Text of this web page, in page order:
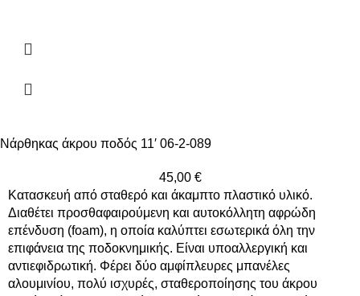
Νάρθηκας άκρου ποδός 11′ 06-2-089
45,00 €
Κατασκευή από σταθερό και άκαμπτο πλαστικό υλικό.
Διαθέτει προσθαφαιρούμενη και αυτοκόλλητη αφρώδη
επένδυση (foam), η οποία καλύπτει εσωτερικά όλη την
επιφάνεια της ποδοκνημικής. Είναι υποαλλεργική και
αντιεφιδρωτική. Φέρει δύο αμφίπλευρες μπανέλες
αλουμινίου, πολύ ισχυρές, σταθεροποίησης του άκρου